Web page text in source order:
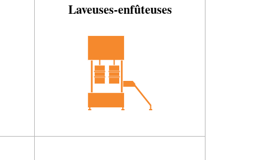
Laveuses-enfûteuses